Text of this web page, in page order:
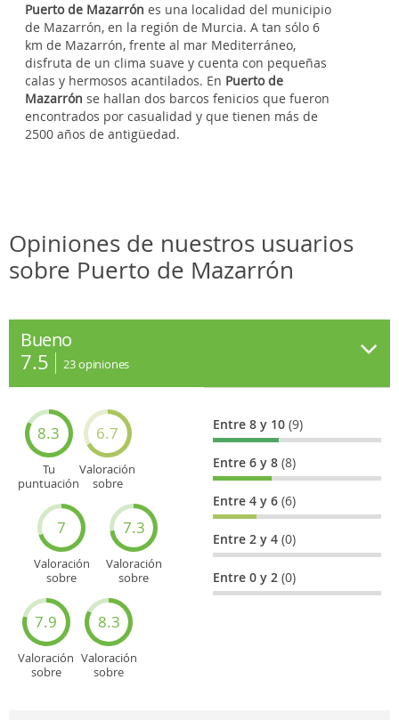
Puerto de Mazarrón es una localidad del municipio
de Mazarrón, en la región de Murcia. A tan sólo 6
km de Mazarrón, frente al mar Mediterráneo,
disfruta de un clima suave y cuenta con pequeñas
calas y hermosos acantilados. En Puerto de
Mazarrón se hallan dos barcos fenicios que fueron
encontrados por casualidad y que tienen más de
2500 años de antigüedad.
Opiniones de nuestros usuarios
sobre Puerto de Mazarrón
Bueno
7.5 23opiniones
8.3
Tu
puntuación
6.7
Valoración
sobre
7
Valoración
sobre
7.3
Valoración
sobre
turísticos
7.9
Valoración
sobre
8.3
Valoración
sobre
Entre 8 y 10(9)
Entre 6 y 8(8)
Entre 4 y 6(6)
Entre 2 y 4(0)
Entre 0 y 2(0)